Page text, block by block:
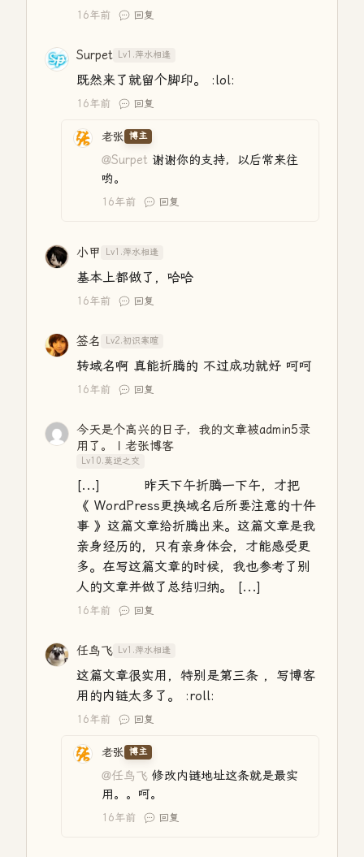
16年前 回复
Surpet Lv1.萍水相逢
既然来了就留个脚印。 :lol:
16年前 回复
老张 博主
@Surpet 谢谢你的支持，以后常来往
哟。
16年前 回复
小甲 Lv1.萍水相逢
基本上都做了，哈哈
16年前 回复
签名 Lv2.初识寒暄
转域名啊 真能折腾的 不过成功就好 呵呵
16年前 回复
今天是个高兴的日子，我的文章被admin5录
用了。 | 老张博客
Lv10.莫逆之交
[...] 昨天下午折腾一下午，才把
《 WordPress更换域名后所要注意的十件
事 》这篇文章给折腾出来。这篇文章是我
亲身经历的，只有亲身体会，才能感受更
多。在写这篇文章的时候，我也参考了别
人的文章并做了总结归纳。 [...]
16年前 回复
任鸟飞 Lv1.萍水相逢
这篇文章很实用，特别是第三条 ，写博客
用的内链太多了。 :roll:
16年前 回复
老张 博主
@任鸟飞 修改内链地址这条就是最实
用。。呵。
16年前 回复